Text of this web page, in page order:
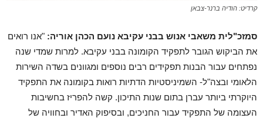
קרדיט: הודיה ברנר-צבאן
סמזכ"לית משאבי אנוש בבני עקיבא נועם הכהן אוריה: "אנו רואים
את הביקוש הגובר לתפקיד הקומונה בבני עקיבא. למרות שמדי שנה
נפתחים עבור הבנות תפקידים רבים נוספים ומגוונים בשדה השירות
הלאומי ובצה"ל- השמיניסטיות הדתיות רואות בקומונה את התפקיד
היוקרתי ביותר עברן בתום שנות התיכון. קשה להפריז בחשיבות
העצומה של התפקיד עבור החניכים, ובסיפוק האדיר ובחוויה של